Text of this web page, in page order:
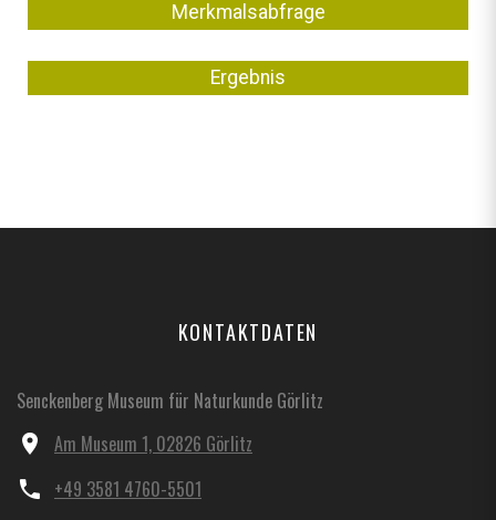
Ergebnis
Merkmalsabfrage
KONTAKTDATEN
Senckenberg Museum für Naturkunde Görlitz
Am Museum 1, 02826 Görlitz
+49 3581 4760-5501